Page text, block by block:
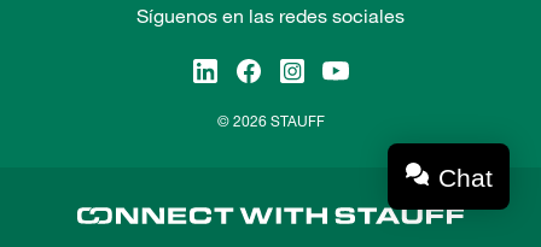
Síguenos en las redes sociales
© 2026 STAUFF
Chat